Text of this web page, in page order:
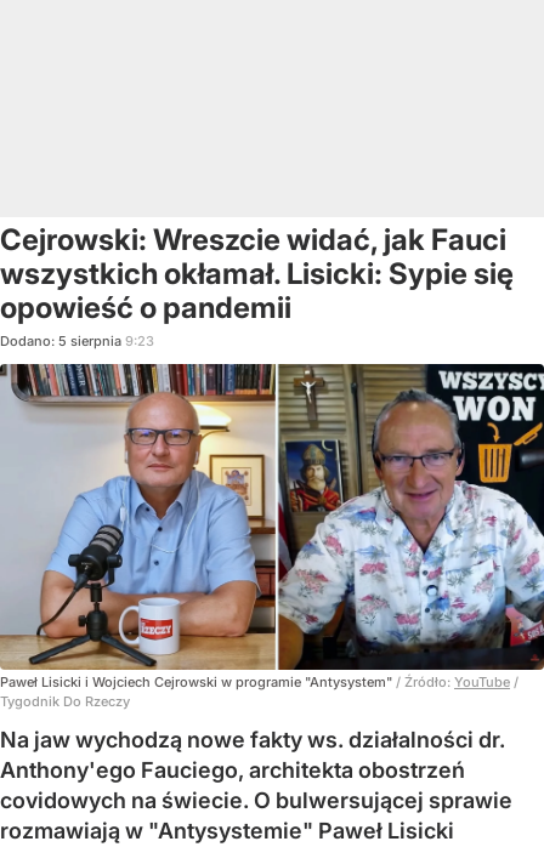
Cejrowski: Wreszcie widać, jak Fauci
wszystkich okłamał. Lisicki: Sypie się
opowieść o pandemii
Dodano: 5 sierpnia 9:23
Paweł Lisicki i Wojciech Cejrowski w programie "Antysystem" / Źródło: YouTube /
Tygodnik Do Rzeczy
Na jaw wychodzą nowe fakty ws. działalności dr.
Anthony'ego Fauciego, architekta obostrzeń
covidowych na świecie. O bulwersującej sprawie
rozmawiają w "Antysystemie" Paweł Lisicki